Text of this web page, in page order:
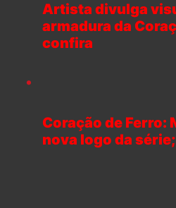
Artista divulga
armadura da
confira
Coração de Ferro:
nova logo da